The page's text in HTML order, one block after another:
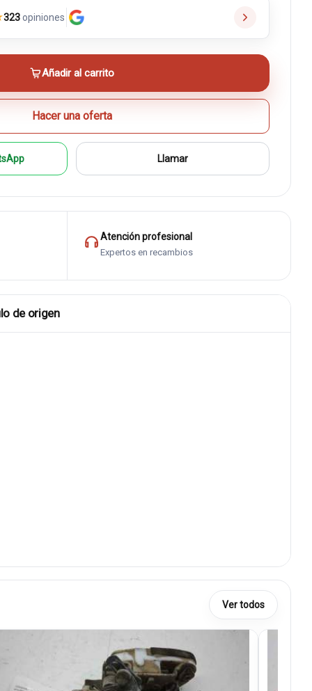
323opiniones
Añadir al carrito
Hacer una oferta
Llamar
Atención profesional
Expertos en recambios
de origen
Ver todos